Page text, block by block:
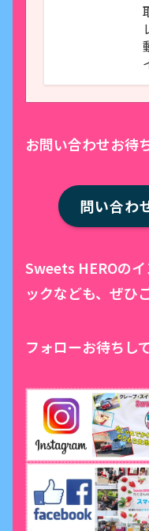
お問い合わせお待
問い合わ
Sweets HEROの
ックなども、ぜひ
フォローお待ちし